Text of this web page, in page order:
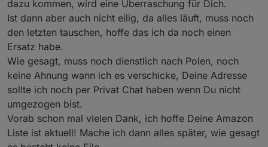
dazu kommen, wird eine Überraschung für Dich.
Ist dann aber auch nicht eilig, da alles läuft, muss noch
den letzten tauschen, hoffe das ich da noch einen
Ersatz habe.
Wie gesagt, muss noch dienstlich nach Polen, noch
keine Ahnung wann ich es verschicke, Deine Adresse
sollte ich noch per Privat Chat haben wenn Du nicht
umgezogen bist.
Vorab schon mal vielen Dank, ich hoffe Deine Amazon
Liste ist aktuell! Mache ich dann alles später, wie gesagt